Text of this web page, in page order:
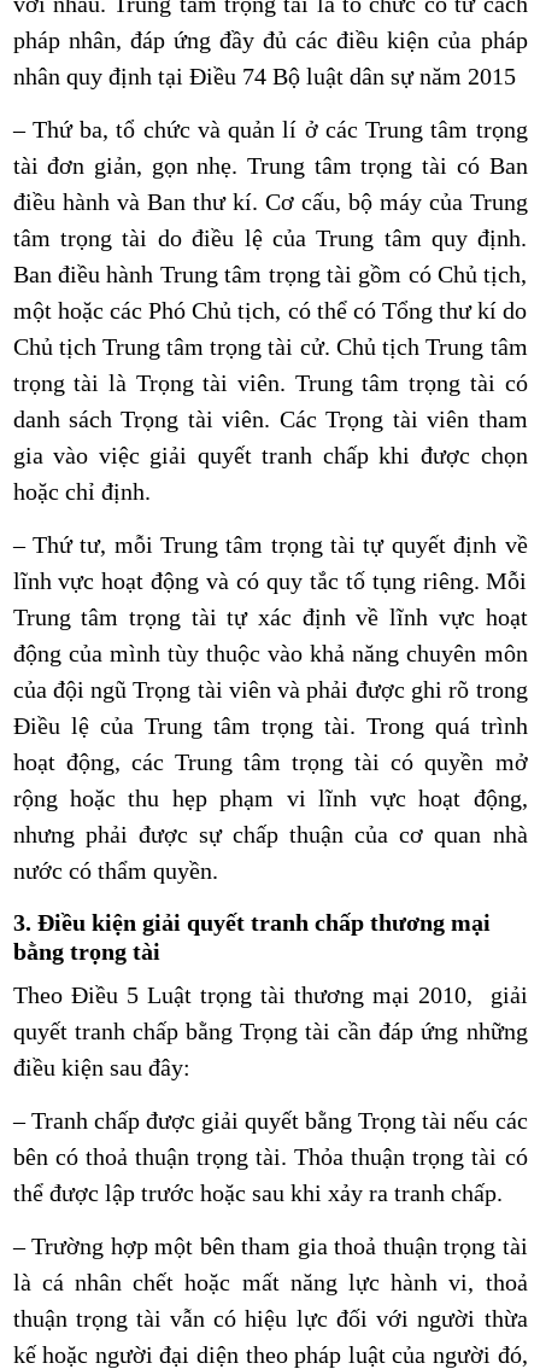
pháp nhân, đáp ứng đầy đủ các điều kiện của pháp
nhân quy định tại Điều 74 Bộ luật dân sự năm 2015
– Thứ ba, tổ chức và quản lí ở các Trung tâm trọng
tài đơn giản, gọn nhẹ. Trung tâm trọng tài có Ban
điều hành và Ban thư kí. Cơ cấu, bộ máy của Trung
tâm trọng tài do điều lệ của Trung tâm quy định.
Ban điều hành Trung tâm trọng tài gồm có Chủ tịch,
một hoặc các Phó Chủ tịch, có thể có Tổng thư kí do
Chủ tịch Trung tâm trọng tài cử. Chủ tịch Trung tâm
trọng tài là Trọng tài viên. Trung tâm trọng tài có
danh sách Trọng tài viên. Các Trọng tài viên tham
gia vào việc giải quyết tranh chấp khi được chọn
hoặc chỉ định.
– Thứ tư, mỗi Trung tâm trọng tài tự quyết định về
lĩnh vực hoạt động và có quy tắc tố tụng riêng. Mỗi
Trung tâm trọng tài tự xác định về lĩnh vực hoạt
động của mình tùy thuộc vào khả năng chuyên môn
của đội ngũ Trọng tài viên và phải được ghi rõ trong
Điều lệ của Trung tâm trọng tài. Trong quá trình
hoạt động, các Trung tâm trọng tài có quyền mở
rộng hoặc thu hẹp phạm vi lĩnh vực hoạt động,
nhưng phải được sự chấp thuận của cơ quan nhà
nước có thẩm quyền.
3. Điều kiện giải quyết tranh chấp thương mại
bằng trọng tài
Theo Điều 5 Luật trọng tài thương mại 2010, giải
quyết tranh chấp bằng Trọng tài cần đáp ứng những
điều kiện sau đây:
– Tranh chấp được giải quyết bằng Trọng tài nếu các
bên có thoả thuận trọng tài. Thỏa thuận trọng tài có
thể được lập trước hoặc sau khi xảy ra tranh chấp.
– Trường hợp một bên tham gia thoả thuận trọng tài
là cá nhân chết hoặc mất năng lực hành vi, thoả
thuận trọng tài vẫn có hiệu lực đối với người thừa
kế hoặc người đại diện theo pháp luật của người đó,